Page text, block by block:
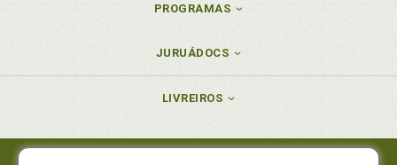
PROGRAMAS
JURUÁDOCS
LIVREIROS